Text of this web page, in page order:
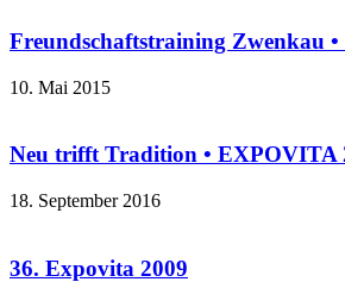
Freundschaftstraining Zwenkau •
10. Mai 2015
Neu trifft Tradition • EXPOVITA
18. September 2016
36. Expovita 2009